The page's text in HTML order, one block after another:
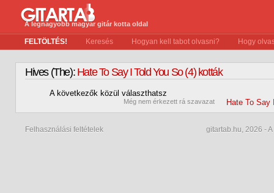
A legnagyobb magyar gitár kotta oldal
FELTÖLTÉS! Keresés Hogyan kell tabot olvasni? Hogy
Hives (The):Hate To Say I Told You So (4) kották
A következők közül választhatsz
Még nem érkezett rá szavazat Hate To
Felhasználási feltételek gitartab.hu, 2026 -